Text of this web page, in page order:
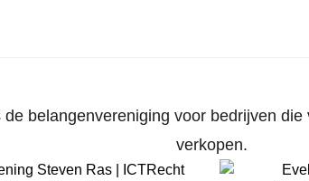
belangenvereniging voor bedrijven
verkopen.